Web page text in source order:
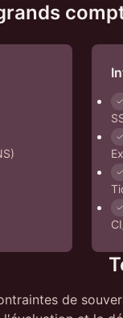
de